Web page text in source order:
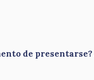
de presentarse?